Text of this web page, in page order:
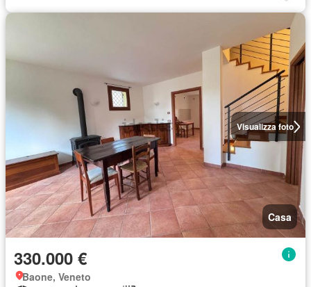
Visualizza foto
Casa
330.000 €
Baone, Veneto